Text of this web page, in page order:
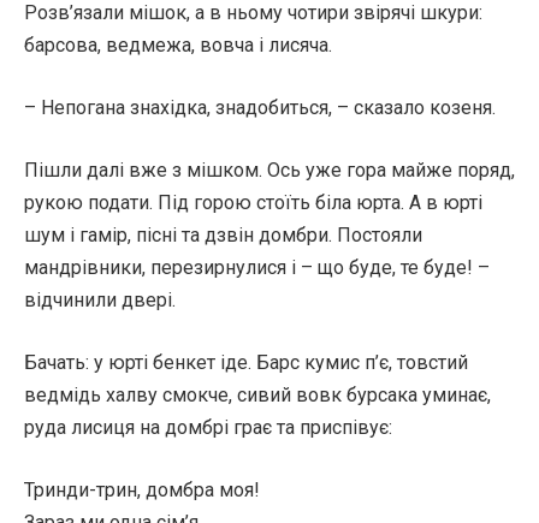
Розв’язали мішок, а в ньому чотири звірячі шкури:
барсова, ведмежа, вовча і лисяча.
– Непогана знахідка, знадобиться, – сказало козеня.
Пішли далі вже з мішком. Ось уже гора майже поряд,
рукою подати. Під горою стоїть біла юрта. А в юрті
шум і гамір, пісні та дзвін домбри. Постояли
мандрівники, перезирнулися і – що буде, те буде! –
відчинили двері.
Бачать: у юрті бенкет іде. Барс кумис п’є, товстий
ведмідь халву смокче, сивий вовк бурсака уминає,
руда лисиця на домбрі грає та приспівує:
Тринди-трин, домбра моя!